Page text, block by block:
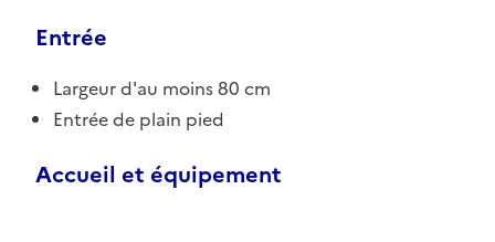
Entrée
Largeur d'au moins 80 cm
Entrée de plain pied
Accueil et équipement